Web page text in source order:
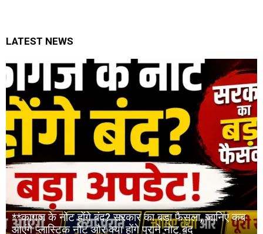
LATEST NEWS
**कागज के नोट होंगे बंद? सरकार का बड़ा फैसला, जानिए कब
आएंगे प्लास्टिक नोट और क्या होंगे पुराने नोट बंद